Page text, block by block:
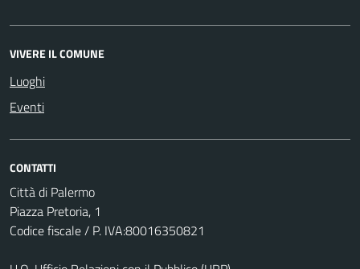
VIVERE IL COMUNE
Luoghi
Eventi
CONTATTI
Città di Palermo
Piazza Pretoria, 1
Codice fiscale / P. IVA:80016350821